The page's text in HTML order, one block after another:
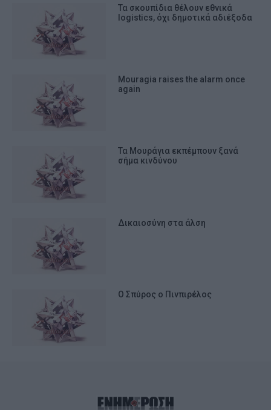
Τα σκουπίδια θέλουν εθνικά
logistics, όχι δημοτικά αδιέξοδα
Mouragia raises the alarm once
again
Τα Μουράγια εκπέμπουν ξανά
σήμα κινδύνου
Δικαιοσύνη στα άλση
Ο Σπύρος ο Πινπιρέλος